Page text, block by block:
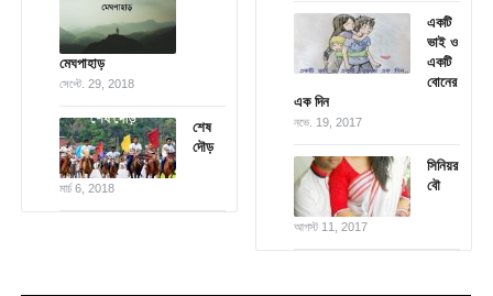
মেঘপাহাড়
সেপ্টে. 29, 2018
শেষ
দৌড়
মার্চ 6, 2018
একটি
ভাই ও
একটি
বোনের
এক দিন
নভে. 19, 2017
সিনিয়র
বৌ
আগস্ট 11, 2017